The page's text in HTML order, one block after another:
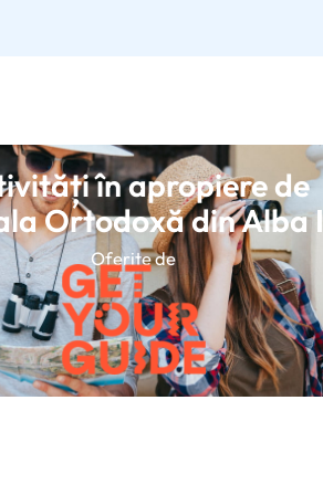
în apropiere de
Ortodoxă din Alba
Oferite de